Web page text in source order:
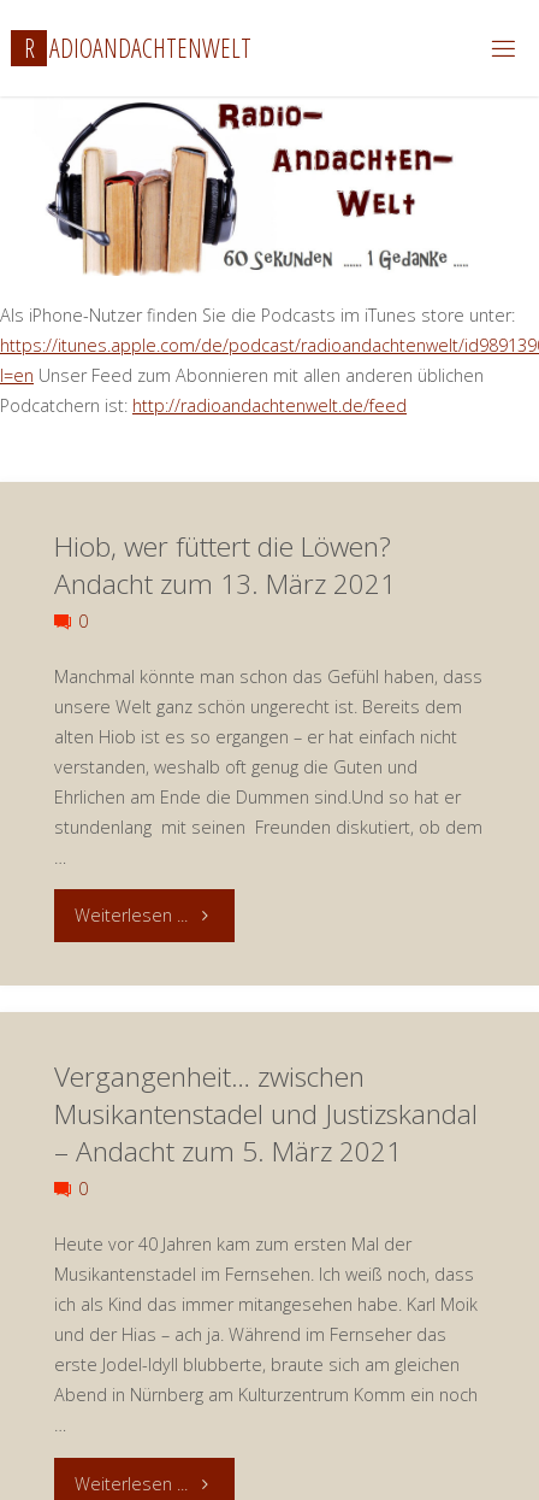
Inhalt
springen
R ADIOANDACHTENWELT
Als iPhone-Nutzer finden Sie die Podcasts im iTunes store unter:
https://itunes.apple.com/de/podcast/radioandachtenwelt/
l=en Unser Feed zum Abonnieren mit allen anderen üblichen
Podcatchern ist: http://radioandachtenwelt.de/feed
Hiob, wer füttert die Löwen?
Andacht zum 13. März 2021
0
Manchmal könnte man schon das Gefühl haben, dass
unsere Welt ganz schön ungerecht ist. Bereits dem
alten Hiob ist es so ergangen – er hat einfach nicht
verstanden, weshalb oft genug die Guten und
Ehrlichen am Ende die Dummen sind.Und so hat er
stundenlang mit seinen Freunden diskutiert, ob dem
…
Weiterlesen ... "Hiob,
füttert
die
Löwen?
13.
März
Vergangenheit… zwischen
Musikantenstadel und Justizskandal
– Andacht zum 5. März 2021
0
Heute vor 40 Jahren kam zum ersten Mal der
Musikantenstadel im Fernsehen. Ich weiß noch, dass
ich als Kind das immer mitangesehen habe. Karl Moik
und der Hias – ach ja. Während im Fernseher das
erste Jodel-Idyll blubberte, braute sich am gleichen
Abend in Nürnberg am Kulturzentrum Komm ein noch
…
Weiterlesen ... "Vergangenheit…